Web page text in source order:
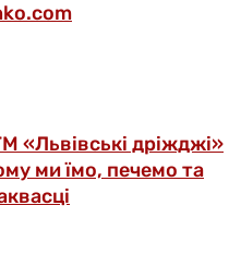
«Львівські дріжджі»
ми їмо, печемо та